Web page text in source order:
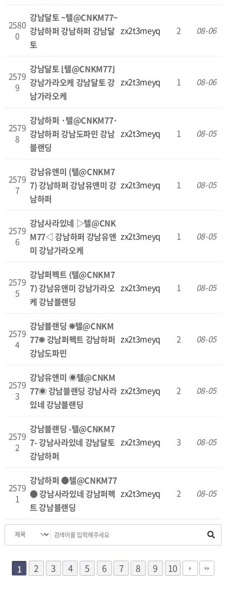
2580
0
강남달토 ~텔@CNKM77~
강남하퍼 강남하퍼 강남달
토
zx2t3meyq 2 08-06
2579
9
강남달토 ⌊텔@CNKM77⌋
강남가라오케 강남달토 강
남가라오케
zx2t3meyq 1 08-06
2579
8
강남하퍼 ·텔@CNKM77·
강남하퍼 강남도파민 강남
블랜딩
zx2t3meyq 1 08-05
2579
7
강남유앤미 (텔@CNKM7
7) 강남하퍼 강남유앤미 강
남하퍼
zx2t3meyq 1 08-05
2579
6
강남사라있네 ▷텔@CNK
M77◁ 강남하퍼 강남유앤
미 강남가라오케
zx2t3meyq 1 08-05
2579
5
강남퍼펙트 ⟨텔@CNKM7
7⟩ 강남유앤미 강남가라오
케 강남블랜딩
zx2t3meyq 1 08-05
2579
4
강남블랜딩 ❋텔@CNKM
77❋ 강남퍼펙트 강남하퍼
강남도파민
zx2t3meyq 2 08-05
2579
3
강남유앤미 ◉텔@CNKM
77◉ 강남블랜딩 강남사라
있네 강남블랜딩
zx2t3meyq 2 08-05
2579
2
강남블랜딩 -텔@CNKM7
7- 강남사라있네 강남달토
강남하퍼
zx2t3meyq 3 08-05
2579
1
강남하퍼 ●텔@CNKM77
● 강남사라있네 강남퍼펙
트 강남블랜딩
zx2t3meyq 2 08-05
1 2 3 4 5 6 7 8 9 10